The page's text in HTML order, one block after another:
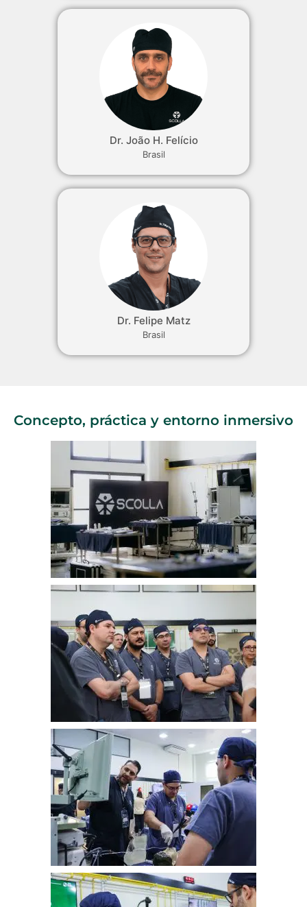
Dr. João H. Felício
Brasil
Dr. Felipe Matz
Brasil
Concepto, práctica y entorno inmersivo